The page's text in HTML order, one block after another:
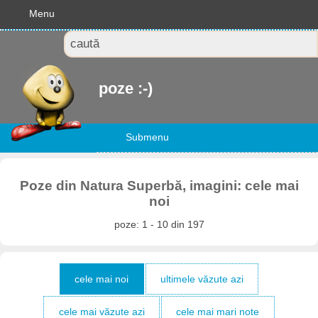
Menu
poze :-)
Submenu
Poze din Natura Superbă, imagini: cele mai
noi
poze: 1 - 10 din 197
cele mai noi ultimele văzute azi
cele mai văzute azi cele mai mari note